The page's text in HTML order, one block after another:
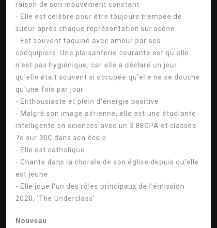
raison de son mouvement constant
- Elle est célèbre pour être toujours trempée de
sueur après chaque représentation sur scène
- Est souvent taquiné avec amour par ses
coéquipiers. Une plaisanterie courante est qu'elle
n'est pas hygiénique, car elle a déclaré un jour
qu'elle était souvent si occupée qu'elle ne se douche
qu'une fois par jour.
- Enthousiaste et plein d'énergie positive
- Malgré son image aérienne, elle est une étudiante
intelligente en sciences avec un 3.88GPA et classée
7e sur 300 dans son école
- Elle est catholique
- Chante dans la chorale de son église depuis qu'elle
est jeune
- Elle joue l'un des rôles principaux de l'émission
2020, 'The Underclass'
Nouveau